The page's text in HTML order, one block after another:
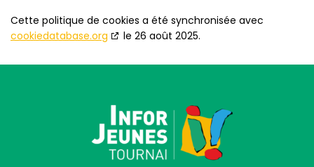
Cette politique de cookies a été synchronisée avec
cookiedatabase.org
le 26 août 2025.